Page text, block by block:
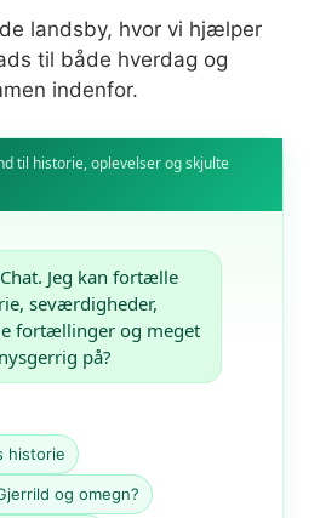
landsby, hvor vi hjælper
til både hverdag og
indenfor.
til historie, oplevelser og skjulte
Jeg kan fortælle
seværdigheder,
fortællinger og meget
på?
historie
og omegn?